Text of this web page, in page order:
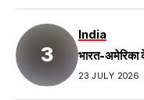
India
भारत-अमेरिका
23 JULY 2026